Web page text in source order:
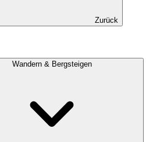
Zurück
Wandern & Bergsteigen